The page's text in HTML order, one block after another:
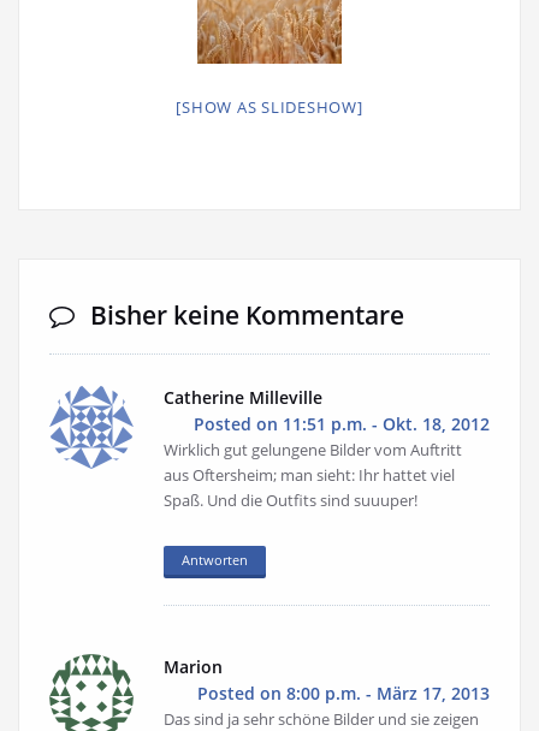
[SHOW AS SLIDESHOW]
Bisher keine Kommentare
Catherine Milleville
Posted on 11:51 p.m. - Okt. 18, 2012
Wirklich gut gelungene Bilder vom Auftritt
aus Oftersheim; man sieht: Ihr hattet viel
Spaß. Und die Outfits sind suuuper!
Antworten
Marion
Posted on 8:00 p.m. - März 17, 2013
Das sind ja sehr schöne Bilder und sie zeigen